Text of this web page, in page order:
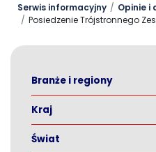
Serwis informacyjny Opinie i
Posiedzenie Trójstronnego
Branże i regiony
Kraj
Świat